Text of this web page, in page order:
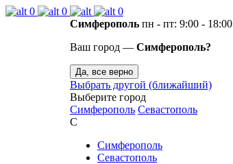
0 0
0
Симферополь пн - пт: 9:00 - 18:00
Ваш город — Симферополь?
Да, все верно
Выбрать другой (ближайший)
Выберите город
Симферополь Севастополь
С
Симферополь
Севастополь